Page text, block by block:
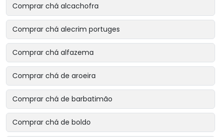
Comprar chá alcachofra
Comprar chá alecrim portuges
Comprar chá alfazema
Comprar chá de aroeira
Comprar chá de barbatimão
Comprar chá de boldo